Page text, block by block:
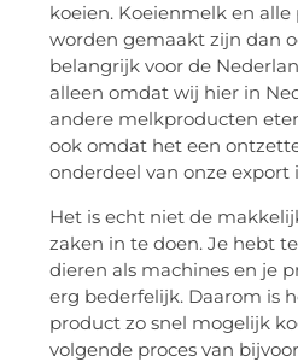
koeien. Koeienmelk en
worden gemaakt zijn dan
belangrijk voor de
alleen omdat wij hier in
andere melkproducten
ook omdat het een
onderdeel van onze export
Het is echt niet de
zaken in te doen. Je hebt
dieren als machines en je
erg bederfelijk. Daarom is
product zo snel mogelijk
volgende proces van